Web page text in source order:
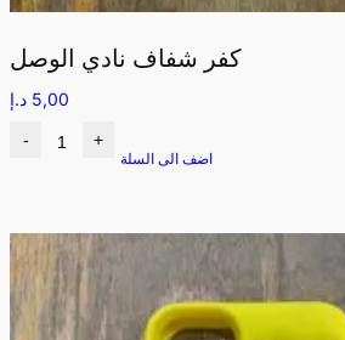
كفر شفاف نادي الوصل
5,00 د.إ
- +
اضف الى السلة